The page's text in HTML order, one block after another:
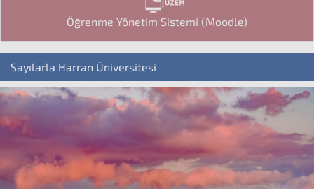
Öğrenme Yönetim Sistemi (Moodle)
Sayılarla Harran Üniversitesi